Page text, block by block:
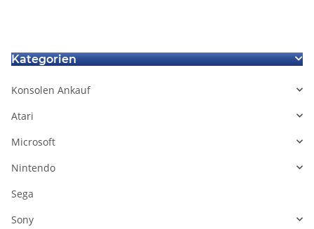
Kategorien
Konsolen Ankauf
Atari
Microsoft
Nintendo
Sega
Sony